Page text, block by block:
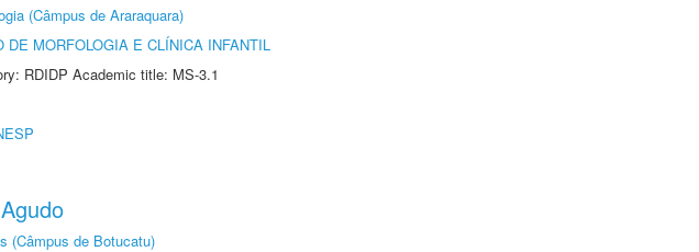
(Câmpus de Araraquara)
DE MORFOLOGIA E CLÍNICA INFANTIL
RDIDP Academic title: MS-3.1
(Câmpus de Botucatu)